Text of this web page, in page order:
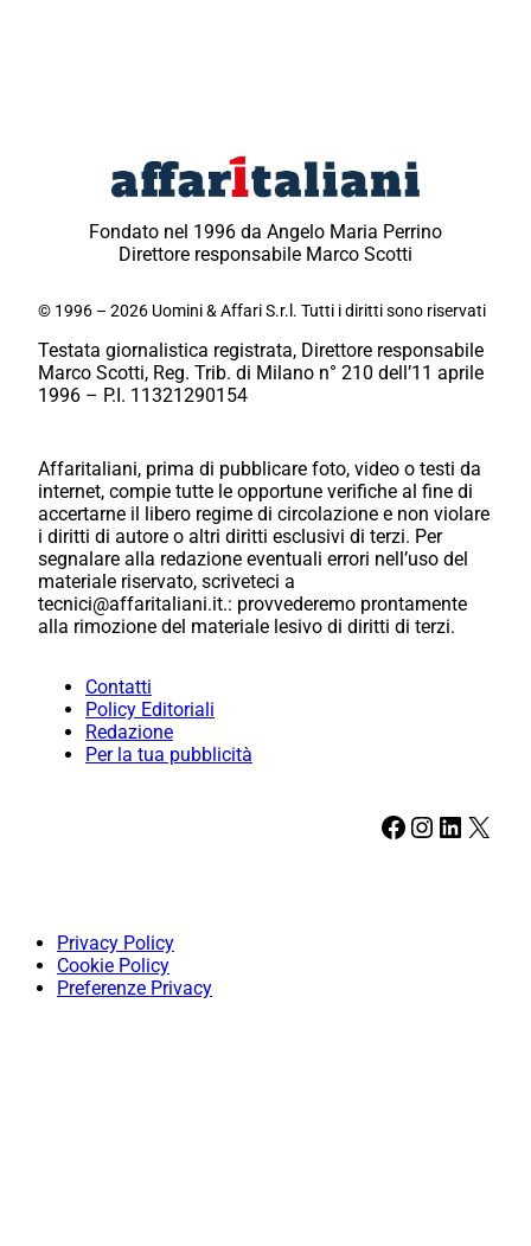
Fondato nel 1996 da Angelo Maria Perrino
Direttore responsabile Marco Scotti
© 1996 – 2026 Uomini & Affari S.r.l. Tutti i diritti sono riservati
Testata giornalistica registrata, Direttore responsabile
Marco Scotti, Reg. Trib. di Milano n° 210 dell’11 aprile
1996 – P.I. 11321290154
Affaritaliani, prima di pubblicare foto, video o testi da
internet, compie tutte le opportune verifiche al fine di
accertarne il libero regime di circolazione e non violare
i diritti di autore o altri diritti esclusivi di terzi. Per
segnalare alla redazione eventuali errori nell’uso del
materiale riservato, scriveteci a
tecnici@affaritaliani.it.: provvederemo prontamente
alla rimozione del materiale lesivo di diritti di terzi.
Contatti
Policy Editoriali
Redazione
Per la tua pubblicità
Facebook Instagram LinkedIn X
Privacy Policy
Cookie Policy
Preferenze Privacy